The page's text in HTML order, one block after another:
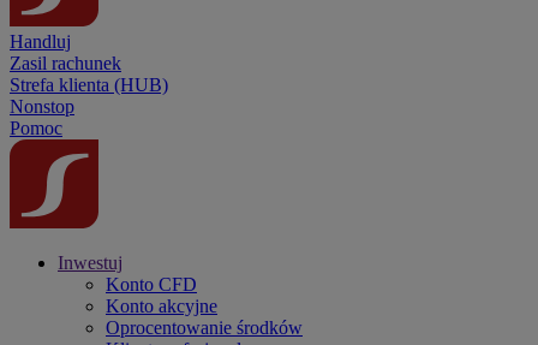
Handluj
Zasil rachunek
Strefa klienta (HUB)
Nonstop
Pomoc
Inwestuj
Konto CFD
Konto akcyjne
Oprocentowanie środków